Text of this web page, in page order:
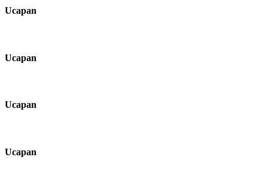
Ucapan
Ucapan
Ucapan
Ucapan